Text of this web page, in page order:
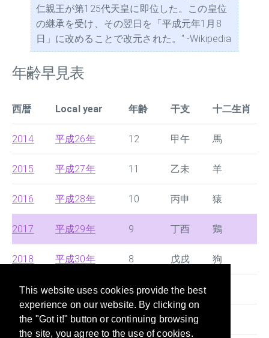
This website uses cookies provide the best
experience on our website. By clicking on
the "Got it!" button or continuing browsing
the site, you agree to the use of cookies.
仁親王が第125代天皇に即位した。この皇位
の継承を受け、その翌日を「平成元年1月8
日」に改めることで改元された。" -Wikipedia
年齢早見表
西暦 Local year 年齢 干支 十二生肖
2014 平成26年 12 甲午 馬
2015 平成27年 11 乙未 羊
2016 平成28年 10 丙申 猿
2017 平成29年 9 丁酉 鶏
2018 平成30年 8 戊戌 狗
2019 令和1年 7 己亥
2020 令和2年 6 庚子